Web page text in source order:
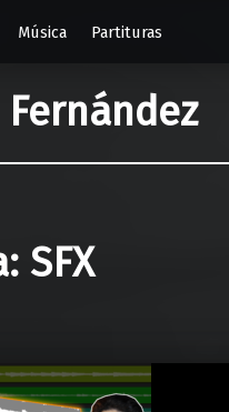
Música Partituras
SFX